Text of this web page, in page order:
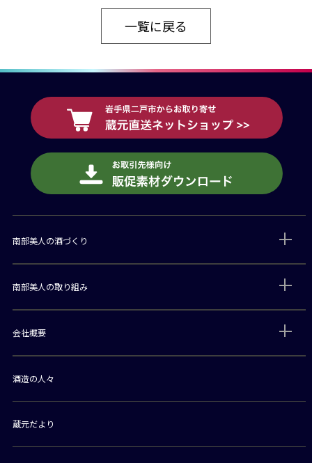
一覧に戻る
南部美人の酒づくり
南部美人の取り組み
会社概要
酒造の人々
蔵元だより